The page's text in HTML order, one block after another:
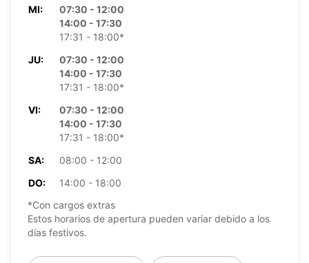
MI:
07:30 - 12:00
14:00 - 17:30
17:31 - 18:00*
JU:
07:30 - 12:00
14:00 - 17:30
17:31 - 18:00*
VI:
07:30 - 12:00
14:00 - 17:30
17:31 - 18:00*
SA:
08:00 - 12:00
DO:
14:00 - 18:00
*Con cargos extras
Estos horarios de apertura pueden variar debido a los
días festivos.